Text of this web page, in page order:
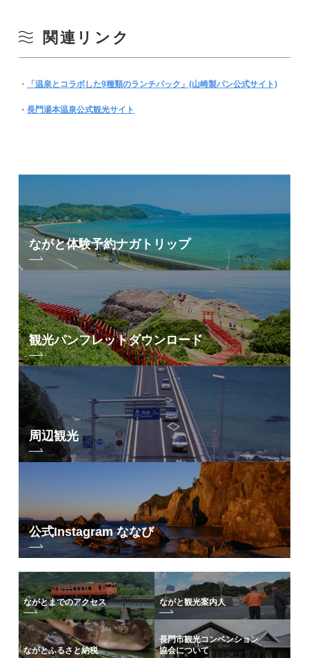
関連リンク
・ 「温泉とコラボした9種類のランチパック」(山崎製パン公式サイト)
・ 長門湯本温泉公式観光サイト
ながと体験予約ナガトリップ
観光パンフレットダウンロード
周辺観光
公式Instagram ななび
ながとまでのアクセス ながと観光案内人
ながとふるさと納税
長門市観光コンベンション
協会について